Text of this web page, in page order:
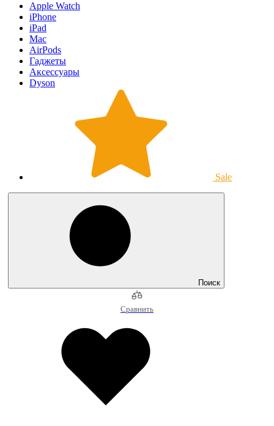
Apple Watch
iPhone
iPad
Mac
AirPods
Гаджеты
Аксессуары
Dyson
Sale
Поиск
Сравнить